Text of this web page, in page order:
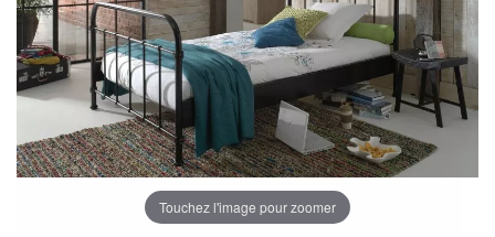
Touchez l'image pour zoomer